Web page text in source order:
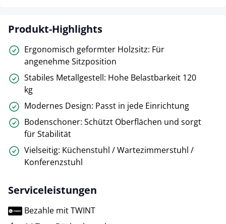
Produkt-Highlights
Ergonomisch geformter Holzsitz: Für
angenehme Sitzposition
Stabiles Metallgestell: Hohe Belastbarkeit 120
kg
Modernes Design: Passt in jede Einrichtung
Bodenschoner: Schützt Oberflächen und sorgt
für Stabilität
Vielseitig: Küchenstuhl / Wartezimmerstuhl /
Konferenzstuhl
Serviceleistungen
Bezahle mit TWINT